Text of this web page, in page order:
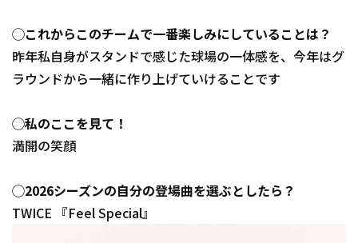
◯これからこのチームで一番楽しみにしていることは？
昨年私自身がスタンドで感じた球場の一体感を、今年はグ
ラウンドから一緒に作り上げていけることです
◯私のここを見て！
満開の笑顔
◯2026シーズンの自分の登場曲を選ぶとしたら？
TWICE 『Feel Special』